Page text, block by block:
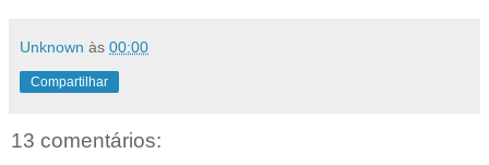
Unknown às 00:00
Compartilhar
13 comentários: